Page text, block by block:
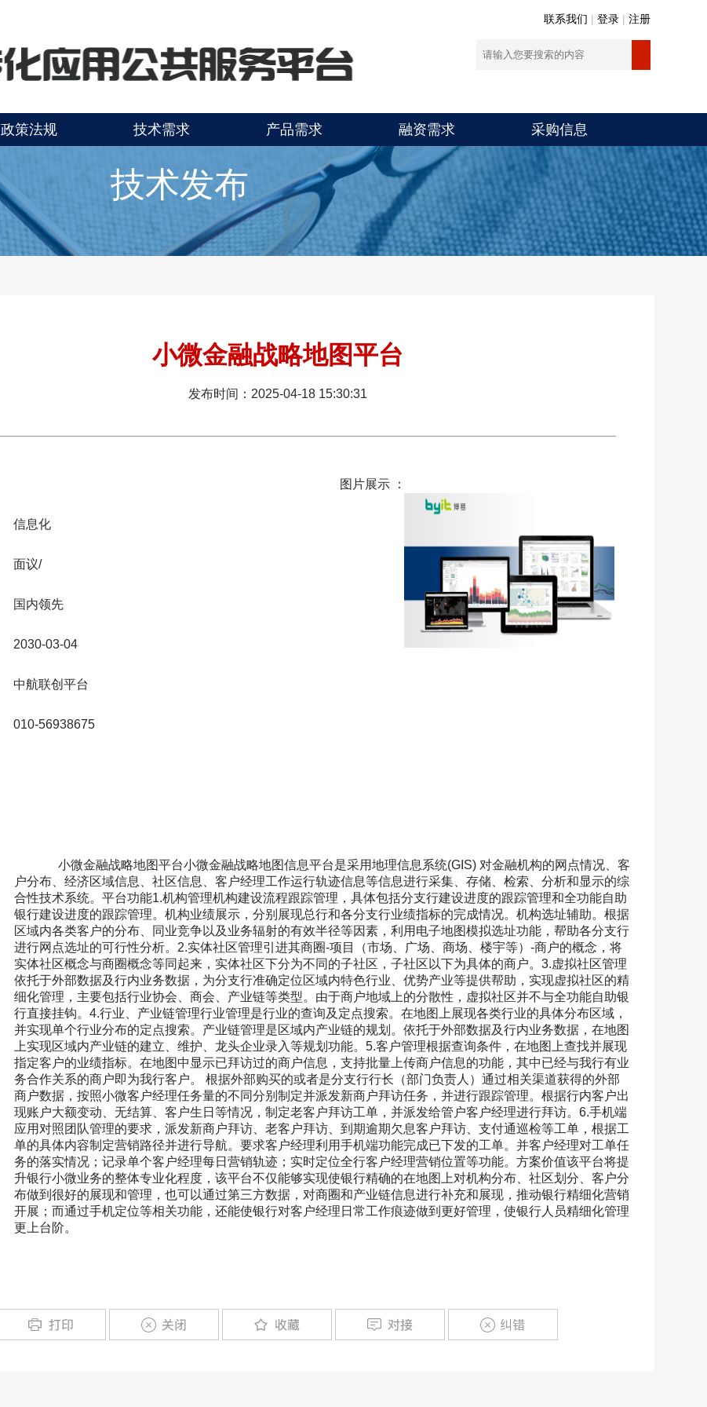
联系我们 | 登录 | 注册
政策法规 技术需求 产品需求 融资需求 采购信息
技术发布
小微金融战略地图平台
发布时间： 2025-04-18 15:30:31
图片展示 ：
信息化
面议/
国内领先
2030-03-04
中航联创平台
010-56938675
户分布、经济区域信息、社区信息、客户经理工作运行轨迹信息等信息进行采集、存储、检索、分析和显示的综
合性技术系统。平台功能1.机构管理机构建设流程跟踪管理，具体包括分支行建设进度的跟踪管理和全功能自助
银行建设进度的跟踪管理。机构业绩展示，分别展现总行和各分支行业绩指标的完成情况。机构选址辅助。根据
区域内各类客户的分布、同业竞争以及业务辐射的有效半径等因素，利用电子地图模拟选址功能，帮助各分支行
进行网点选址的可行性分析。2.实体社区管理引进其商圈-项目（市场、广场、商场、楼宇等）-商户的概念，将
实体社区概念与商圈概念等同起来，实体社区下分为不同的子社区，子社区以下为具体的商户。3.虚拟社区管理
依托于外部数据及行内业务数据，为分支行准确定位区域内特色行业、优势产业等提供帮助，实现虚拟社区的精
细化管理，主要包括行业协会、商会、产业链等类型。由于商户地域上的分散性，虚拟社区并不与全功能自助银
行直接挂钩。4.行业、产业链管理行业管理是行业的查询及定点搜索。在地图上展现各类行业的具体分布区域，
并实现单个行业分布的定点搜索。产业链管理是区域内产业链的规划。依托于外部数据及行内业务数据，在地图
上实现区域内产业链的建立、维护、龙头企业录入等规划功能。5.客户管理根据查询条件，在地图上查找并展现
指定客户的业绩指标。在地图中显示已拜访过的商户信息，支持批量上传商户信息的功能，其中已经与我行有业
务合作关系的商户即为我行客户。 根据外部购买的或者是分支行行长（部门负责人）通过相关渠道获得的外部
商户数据，按照小微客户经理任务量的不同分别制定并派发新商户拜访任务，并进行跟踪管理。根据行内客户出
现账户大额变动、无结算、客户生日等情况，制定老客户拜访工单，并派发给管户客户经理进行拜访。6.手机端
应用对照团队管理的要求，派发新商户拜访、老客户拜访、到期逾期欠息客户拜访、支付通巡检等工单，根据工
单的具体内容制定营销路径并进行导航。要求客户经理利用手机端功能完成已下发的工单。并客户经理对工单任
务的落实情况；记录单个客户经理每日营销轨迹；实时定位全行客户经理营销位置等功能。方案价值该平台将提
升银行小微业务的整体专业化程度，该平台不仅能够实现使银行精确的在地图上对机构分布、社区划分、客户分
布做到很好的展现和管理，也可以通过第三方数据，对商圈和产业链信息进行补充和展现，推动银行精细化营销
开展；而通过手机定位等相关功能，还能使银行对客户经理日常工作痕迹做到更好管理，使银行人员精细化管理
更上台阶。